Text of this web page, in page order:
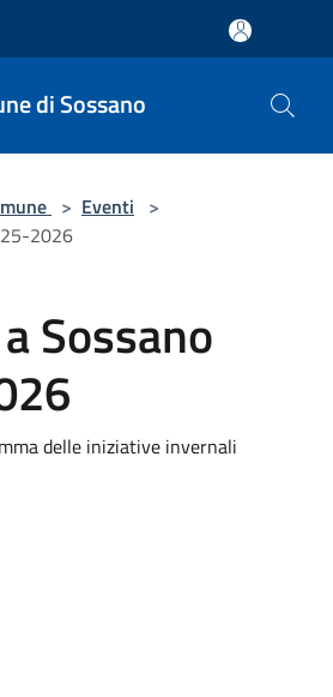
di Sossano
> Eventi >
2026
Sossano
delle iniziative invernali